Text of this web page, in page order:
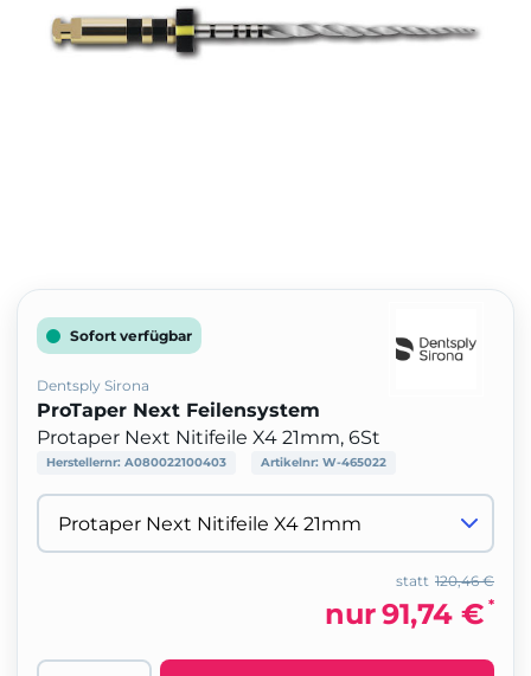
Sofort verfügbar
Dentsply Sirona
ProTaper Next Feilensystem
Protaper Next Nitifeile X4 21mm, 6St
Herstellernr: A080022100403 Artikelnr: W-465022
120,46 €
statt
nur91,74 € *